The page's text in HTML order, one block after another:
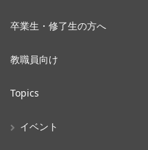
卒業生・修了生の方へ
教職員向け
Topics
イベント